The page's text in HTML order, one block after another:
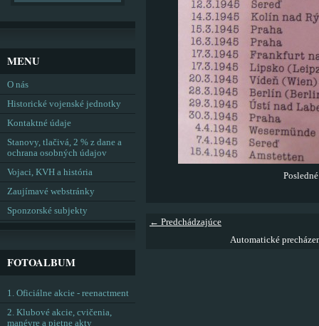
← Predchádzajúce
Automatické
MENU
O nás
Historické vojenské jednotky
Kontaktné údaje
Stanovy, tlačivá, 2 % z dane a
ochrana osobných údajov
Vojaci, KVH a história
Zaujímavé webstránky
Sponzorské subjekty
FOTOALBUM
1. Oficiálne akcie - reenactment
2. Klubové akcie, cvičenia,
manévre a pietne akty